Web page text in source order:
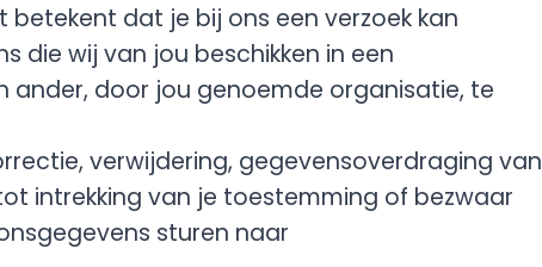
dat je bij ons een verzoek kan
die wij van jou beschikken in een
door jou genoemde organisatie, te
verwijdering, gegevensoverdraging van
intrekking van je toestemming of bezwaar
sturen naar